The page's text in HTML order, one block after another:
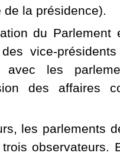
la présidence).
du Parlement
vice-
avec les
des affaires
les parlements
observateurs.